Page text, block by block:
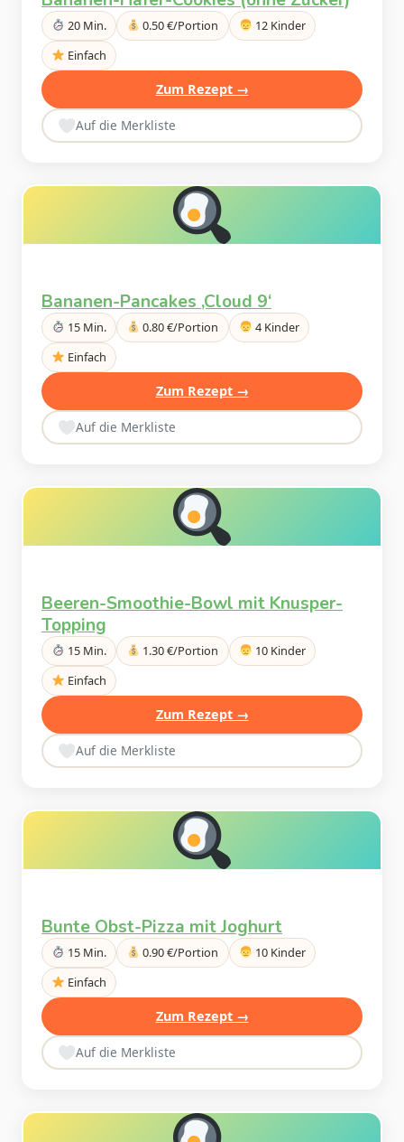
20 Min. 0.50 €/Portion
12 Kinder
Einfach
Zum Rezept →
Auf die Merkliste
Bananen-Pancakes ‚Cloud 9‘
15 Min. 0.80 €/Portion
4 Kinder
Einfach
Zum Rezept →
Auf die Merkliste
Beeren-Smoothie-Bowl mit Knusper-
Topping
15 Min. 1.30 €/Portion
10 Kinder
Einfach
Zum Rezept →
Auf die Merkliste
Bunte Obst-Pizza mit Joghurt
15 Min. 0.90 €/Portion
10 Kinder
Einfach
Zum Rezept →
Auf die Merkliste